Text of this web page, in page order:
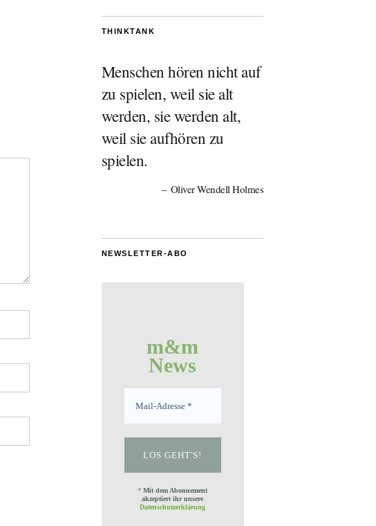
THINKTANK
Menschen hören nicht auf
zu spielen, weil sie alt
werden, sie werden alt,
weil sie aufhören zu
spielen.
Oliver Wendell Holmes
NEWSLETTER-ABO
m&m
News
* Mit dem Abonnement
akzeptiert ihr unsere
Datenschutzerklärung